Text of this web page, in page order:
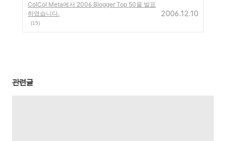
ColCol Meta에서 2006 Blogger Top 50을 발표
하였습니다.
(15)
2006.12.10
관련글